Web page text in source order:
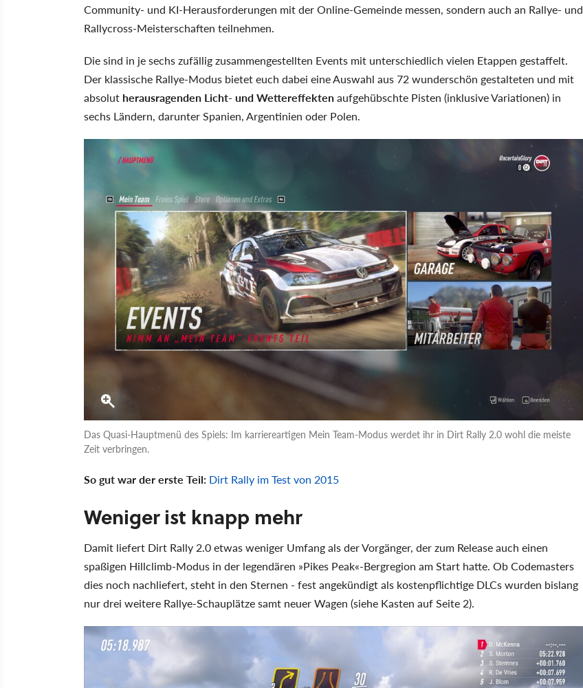
Community- und KI-Herausforderungen mit der Online-Gemeinde messen, sondern auch an Rallye- und
Rallycross-Meisterschaften teilnehmen.
Die sind in je sechs zufällig zusammengestellten Events mit unterschiedlich vielen Etappen gestaffelt.
Der klassische Rallye-Modus bietet euch dabei eine Auswahl aus 72 wunderschön gestalteten und mit
absolut herausragenden Licht- und Wettereffektenaufgehübschte Pisten (inklusive Variationen) in
sechs Ländern, darunter Spanien, Argentinien oder Polen.
Das Quasi-Hauptmenü des Spiels: Im karriereartigen Mein Team-Modus werdet ihr in Dirt Rally 2.0 wohl die meiste
Zeit verbringen.
So gut war der erste Teil: Dirt Rally im Test von 2015
Weniger ist knapp mehr
Damit liefert Dirt Rally 2.0 etwas weniger Umfang als der Vorgänger, der zum Release auch einen
spaßigen Hillclimb-Modus in der legendären »Pikes Peak«-Bergregion am Start hatte. Ob Codemasters
dies noch nachliefert, steht in den Sternen - fest angekündigt als kostenpflichtige DLCs wurden bislang
nur drei weitere Rallye-Schauplätze samt neuer Wagen (siehe Kasten auf Seite 2).